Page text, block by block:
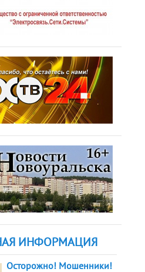
ИНФОРМАЦИЯ
Осторожно! Мошенники!